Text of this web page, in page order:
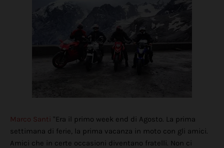
Marco Santi "Era il primo week end di Agosto. La prima
settimana di ferie, la prima vacanza in moto con gli amici.
Amici che in certe occasioni diventano fratelli. Non ci